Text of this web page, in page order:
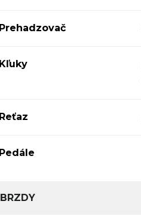
Prehadzovač
Kľuky
Reťaz
Pedále
BRZDY